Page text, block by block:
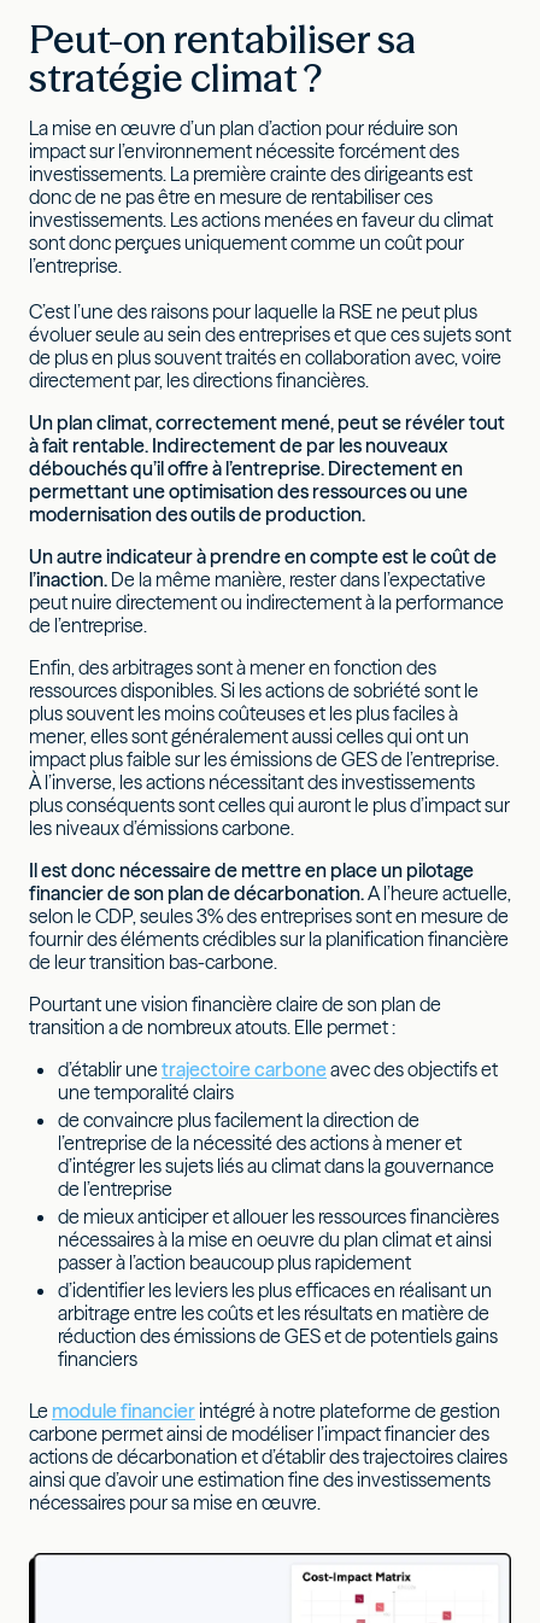
Peut-on rentabiliser sa
stratégie climat ?
La mise en œuvre d’un plan d’action pour réduire son
impact sur l’environnement nécessite forcément des
investissements. La première crainte des dirigeants est
donc de ne pas être en mesure de rentabiliser ces
investissements. Les actions menées en faveur du climat
sont donc perçues uniquement comme un coût pour
l’entreprise.
C’est l’une des raisons pour laquelle la RSE ne peut plus
évoluer seule au sein des entreprises et que ces sujets sont
de plus en plus souvent traités en collaboration avec, voire
directement par, les directions financières.
Un plan climat, correctement mené, peut se révéler tout
à fait rentable. Indirectement de par les nouveaux
débouchés qu’il offre à l’entreprise. Directement en
permettant une optimisation des ressources ou une
modernisation des outils de production.
Un autre indicateur à prendre en compte est le coût de
l’inaction. De la même manière, rester dans l’expectative
peut nuire directement ou indirectement à la performance
de l’entreprise.
Enfin, des arbitrages sont à mener en fonction des
ressources disponibles. Si les actions de sobriété sont le
plus souvent les moins coûteuses et les plus faciles à
mener, elles sont généralement aussi celles qui ont un
impact plus faible sur les émissions de GES de l’entreprise.
À l’inverse, les actions nécessitant des investissements
plus conséquents sont celles qui auront le plus d’impact sur
les niveaux d’émissions carbone.
Il est donc nécessaire de mettre en place un pilotage
financier de son plan de décarbonation.A l’heure actuelle,
selon le CDP, seules 3% des entreprises sont en mesure de
fournir des éléments crédibles sur la planification financière
de leur transition bas-carbone.
Pourtant une vision financière claire de son plan de
transition a de nombreux atouts. Elle permet :
d’établir une trajectoire carboneavec des objectifs et
une temporalité clairs
de convaincre plus facilement la direction de
l’entreprise de la nécessité des actions à mener et
d’intégrer les sujets liés au climat dans la gouvernance
de l’entreprise
de mieux anticiper et allouer les ressources financières
nécessaires à la mise en oeuvre du plan climat et ainsi
passer à l’action beaucoup plus rapidement
d’identifier les leviers les plus efficaces en réalisant un
arbitrage entre les coûts et les résultats en matière de
réduction des émissions de GES et de potentiels gains
financiers
Le module financierintégré à notre plateforme de gestion
carbone permet ainsi de modéliser l’impact financier des
actions de décarbonation et d’établir des trajectoires claires
ainsi que d’avoir une estimation fine des investissements
nécessaires pour sa mise en œuvre.